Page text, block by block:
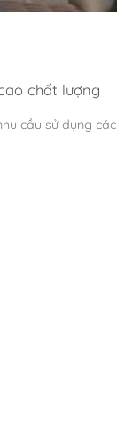
chất lượng
cầu sử dụng các